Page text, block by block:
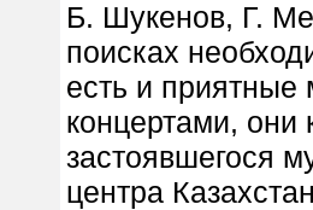
Б. Шукенов, Г.
поисках
есть и
концертами, они
застоявшегося
центра